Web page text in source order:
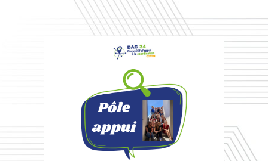
ACTUALITÉS